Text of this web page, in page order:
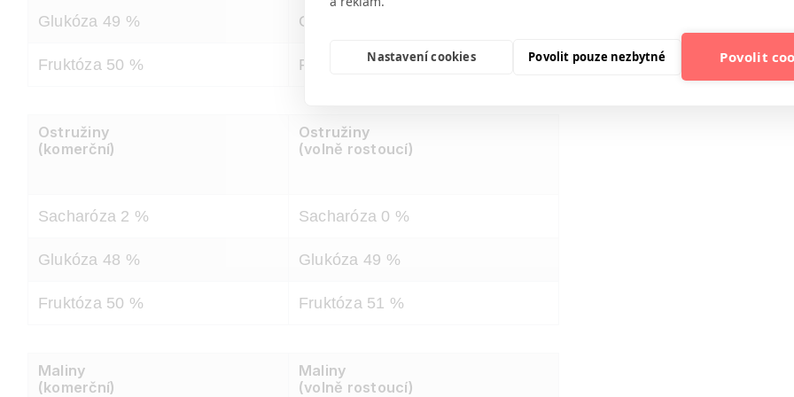
Nastavení cookies Povolit pouze nezbytné Povolit
Glukóza 49 % Glukóza 48 %
Fruktóza 50 % Fruktóza 52 %
Ostružiny
(komerční)
Ostružiny
(volně rostoucí)
Sacharóza 2 % Sacharóza 0 %
Glukóza 48 % Glukóza 49 %
Fruktóza 50 % Fruktóza 51 %
Maliny
(komerční)
Maliny
(volně rostoucí)